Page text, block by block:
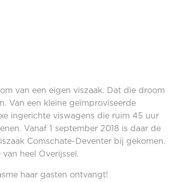
van een eigen viszaak. Dat die droom
Van een kleine geïmproviseerde
ingerichte viswagens die ruim 45 uur
Vanaf 1 september 2018 is daar de
Comschate-Deventer bij gekomen.
heel Overijssel.
haar gasten ontvangt!